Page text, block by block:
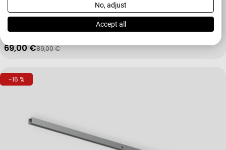
We use your data for the following purposes:
IAB processing purposes:
Use limited data to select advertising
Use profiles to select personalised advertising
No, adjust
Accept all
Glaseinlegeboden Zubehör
Verkaufspreis
69,00 €
Regulärer Preis
89,00 €
-16 %